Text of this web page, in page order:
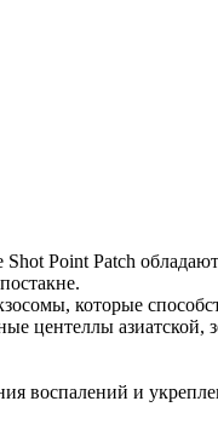
Point Patch
которые
центеллы азиатской,
воспалений и